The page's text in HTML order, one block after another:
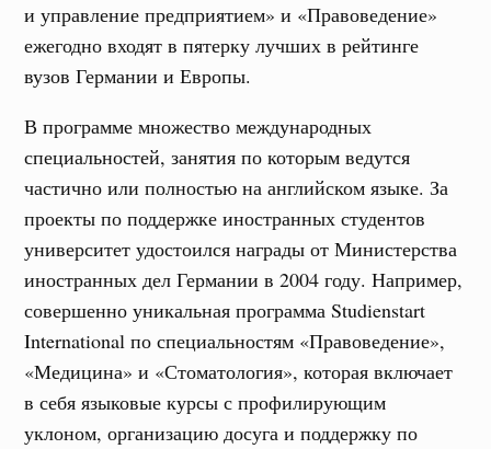
и управление предприятием» и «Правоведение»
ежегодно входят в пятерку лучших в рейтинге
вузов Германии и Европы.
В программе множество международных
специальностей, занятия по которым ведутся
частично или полностью на английском языке. За
проекты по поддержке иностранных студентов
университет удостоился награды от Министерства
иностранных дел Германии в 2004 году. Например,
совершенно уникальная программа Studienstart
International по специальностям «Правоведение»,
«Медицина» и «Стоматология», которая включает
в себя языковые курсы с профилирующим
уклоном, организацию досуга и поддержку по